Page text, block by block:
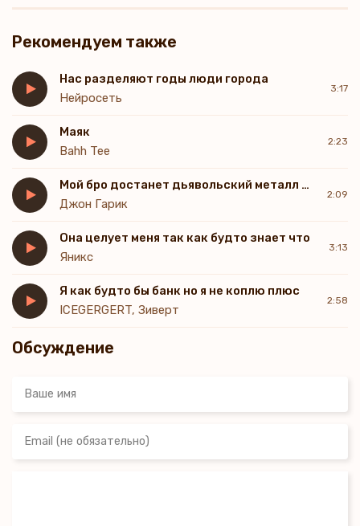
Рекомендуем также
Нас разделяют годы люди города
Нейросеть
3:17
Маяк
Bahh Tee
2:23
Мой бро достанет дьявольский металл как будто никель
Джон Гарик
2:09
Она целует меня так как будто знает что
Яникс
3:13
Я как будто бы банк но я не коплю плюс
ICEGERGERT, Зиверт
2:58
Обсуждение